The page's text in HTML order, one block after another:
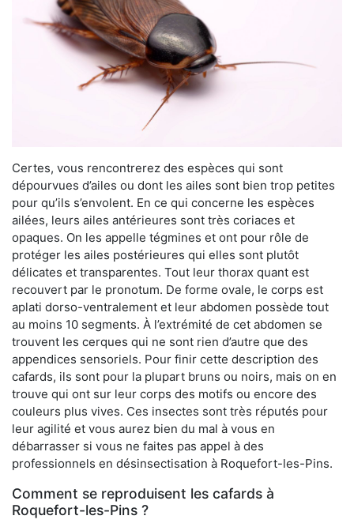
Certes, vous rencontrerez des espèces qui sont
dépourvues d’ailes ou dont les ailes sont bien trop petites
pour qu’ils s’envolent. En ce qui concerne les espèces
ailées, leurs ailes antérieures sont très coriaces et
opaques. On les appelle tégmines et ont pour rôle de
protéger les ailes postérieures qui elles sont plutôt
délicates et transparentes. Tout leur thorax quant est
recouvert par le pronotum. De forme ovale, le corps est
aplati dorso-ventralement et leur abdomen possède tout
au moins 10 segments. À l’extrémité de cet abdomen se
trouvent les cerques qui ne sont rien d’autre que des
appendices sensoriels. Pour finir cette description des
cafards, ils sont pour la plupart bruns ou noirs, mais on en
trouve qui ont sur leur corps des motifs ou encore des
couleurs plus vives. Ces insectes sont très réputés pour
leur agilité et vous aurez bien du mal à vous en
débarrasser si vous ne faites pas appel à des
professionnels en désinsectisation à Roquefort-les-Pins.
Comment se reproduisent les cafards à
Roquefort-les-Pins ?